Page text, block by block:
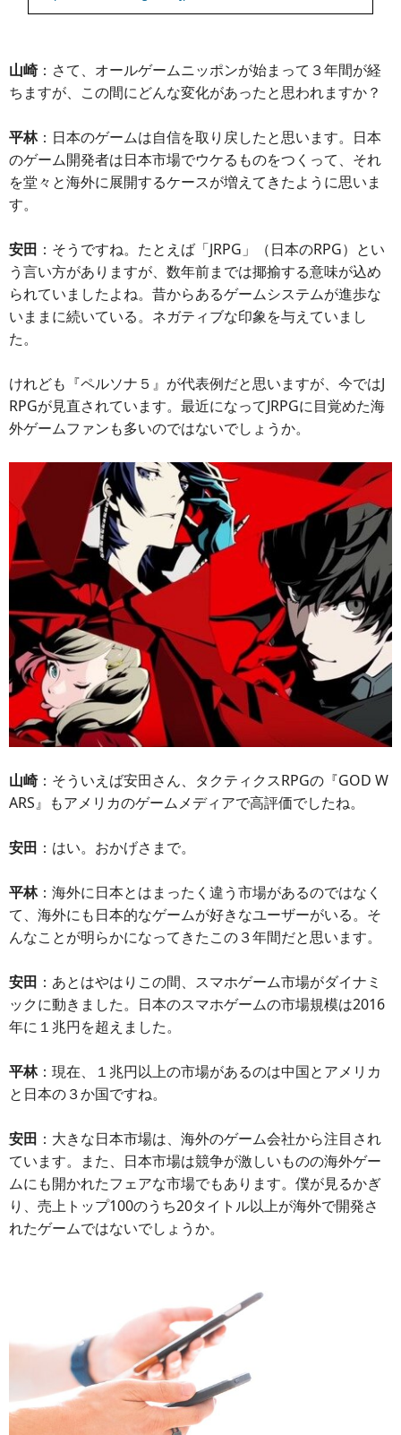
山崎：さて、オールゲームニッポンが始まって３年間が経
ちますが、この間にどんな変化があったと思われますか？
平林：日本のゲームは自信を取り戻したと思います。日本
のゲーム開発者は日本市場でウケるものをつくって、それ
を堂々と海外に展開するケースが増えてきたように思いま
す。
安田 ：そうですね。たとえば「JRPG」（日本のRPG）とい
う言い方がありますが、数年前までは揶揄する意味が込め
られていましたよね。昔からあるゲームシステムが進歩な
いままに続いている。ネガティブな印象を与えていまし
た。
けれども『ペルソナ５』が代表例だと思いますが、今ではJ
RPGが見直されています。最近になってJRPGに目覚めた海
外ゲームファンも多いのではないでしょうか。
山崎：そういえば安田さん、タクティクスRPGの『GOD W
ARS』もアメリカのゲームメディアで高評価でしたね。
安田 ：はい。おかげさまで。
平林：海外に日本とはまったく違う市場があるのではなく
て、海外にも日本的なゲームが好きなユーザーがいる。そ
んなことが明らかになってきたこの３年間だと思います。
安田 ：あとはやはりこの間、スマホゲーム市場がダイナミ
ックに動きました。日本のスマホゲームの市場規模は2016
年に１兆円を超えました。
平林：現在、１兆円以上の市場があるのは中国とアメリカ
と日本の３か国ですね。
安田 ：大きな日本市場は、海外のゲーム会社から注目され
ています。また、日本市場は競争が激しいものの海外ゲー
ムにも開かれたフェアな市場でもあります。僕が見るかぎ
り、売上トップ100のうち20タイトル以上が海外で開発さ
れたゲームではないでしょうか。